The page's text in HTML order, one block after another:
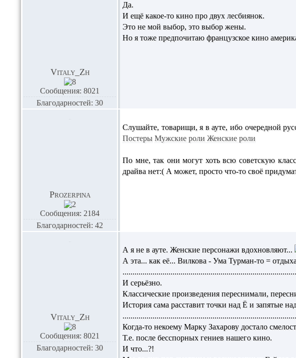
Vitaly_Zh
Сообщения: 8021
Благодарностей: 30
Да.
И ещё какое-то кино про двух лесбиянок.
Это не мой выбор, это выбор жены.
Но я тоже предпочитаю французское кино
Prozerpina
Сообщения: 2184
Благодарностей: 42
Слушайте, товарищи, я в ауте, ибо очередной
Постеры Мужские роли Женские роли
По мне, так они могут хоть всю советскую
драйва нет:( А может, просто что-то своё
Vitaly_Zh
Сообщения: 8021
Благодарностей: 30
А я не в ауте. Женские персонажи вдохновляют...
А эта... как её... Вилкова - Ума Турман-то =
И серьёзно.
Классические произведения переснимали,
История сама расставит точки над Ё и запятые
Когда-то некоему Марку Захарову достало
Т.е. после бесспорных гениев нашего кино.
И что...?!